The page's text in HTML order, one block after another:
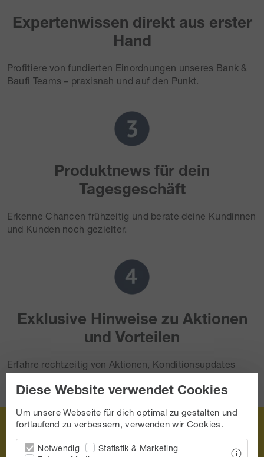
Expertenwissen direkt aus erster
Hand
Profitiere von fundierten Einordnungen unseres Bank &
Baufi Teams – praxisnah und auf den Punkt.
Produktnews für dein
Tagesgeschäft
Erkenne Chancen frühzeitig und berate deine Kundinnen
und Kunden noch gezielter.
Exklusive Hinweise zu Aktionen
und Vorteilen
Erfahre rechtzeitig von Aktionen, Konditionsupdates
oder Sonderthemen, die deine Beratung stärken.
Diese Website verwendet Cookies
Um unsere Webseite für dich optimal zu gestalten und
fortlaufend zu verbessern, verwenden wir Cookies.
Notwendig
Statistik & Marketing